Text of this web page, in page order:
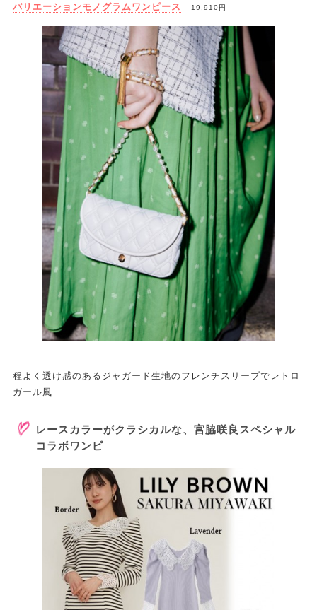
バリエーションモノグラムワンピース 19,910円
程よく透け感のあるジャガード生地のフレンチスリーブでレトロ
ガール風
レースカラーがクラシカルな、宮脇咲良スペシャル
コラボワンピ